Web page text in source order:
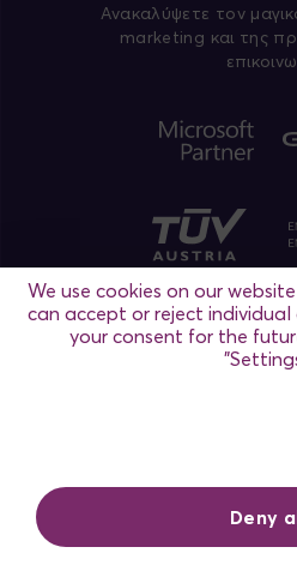
Aνακαλύψετε τον
marketing και της
We use cookies on our
can accept or reject
your consent for the
Deny